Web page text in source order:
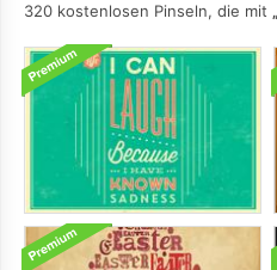
320 kostenlosen Pinseln, die mit